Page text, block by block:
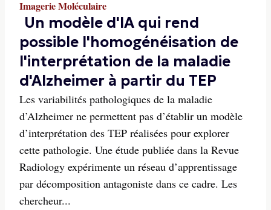
Imagerie Moléculaire
Un modèle d'IA qui rend
possible l'homogénéisation de
l'interprétation de la maladie
d'Alzheimer à partir du TEP
Les variabilités pathologiques de la maladie
d’Alzheimer ne permettent pas d’établir un modèle
d’interprétation des TEP réalisées pour explorer
cette pathologie. Une étude publiée dans la Revue
Radiology expérimente un réseau d’apprentissage
par décomposition antagoniste dans ce cadre. Les
chercheur...